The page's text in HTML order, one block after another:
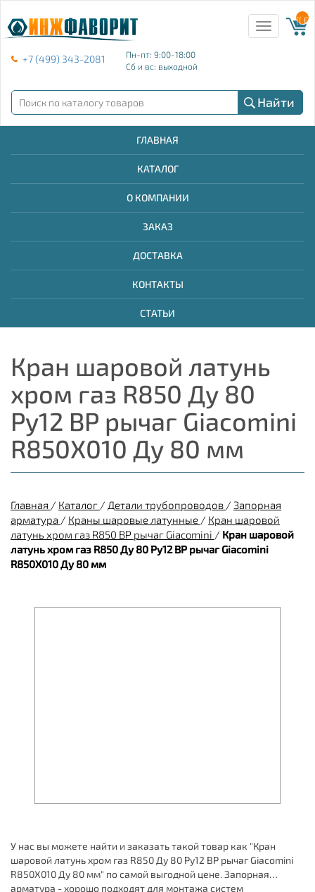
+7 (499) 343-2081
Пн-пт: 9:00-18:00
Сб и вс: выходной
Toggle
navigation
{{
Найти
ГЛАВНАЯ
КАТАЛОГ
О КОМПАНИИ
ЗАКАЗ
ДОСТАВКА
КОНТАКТЫ
СТАТЬИ
Кран шаровой латунь
хром газ R850 Ду 80
Ру12 ВР рычаг Giacomini
R850X010 Ду 80 мм
Главная / Каталог / Детали трубопроводов / Запорная
арматура / Краны шаровые латунные / Кран шаровой
латунь хром газ R850 ВР рычаг Giacomini / Кран шаровой
латунь хром газ R850 Ду 80 Ру12 ВР рычаг Giacomini
R850X010 Ду 80 мм
У нас вы можете найти и заказать такой товар как "Кран
шаровой латунь хром газ R850 Ду 80 Ру12 ВР рычаг Giacomini
R850X010 Ду 80 мм" по самой выгодной цене. Запорная
арматура - хорошо подходят для монтажа систем